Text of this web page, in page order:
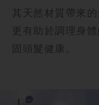
其天然材質帶來
更有助於調理身
固頭髮健康。